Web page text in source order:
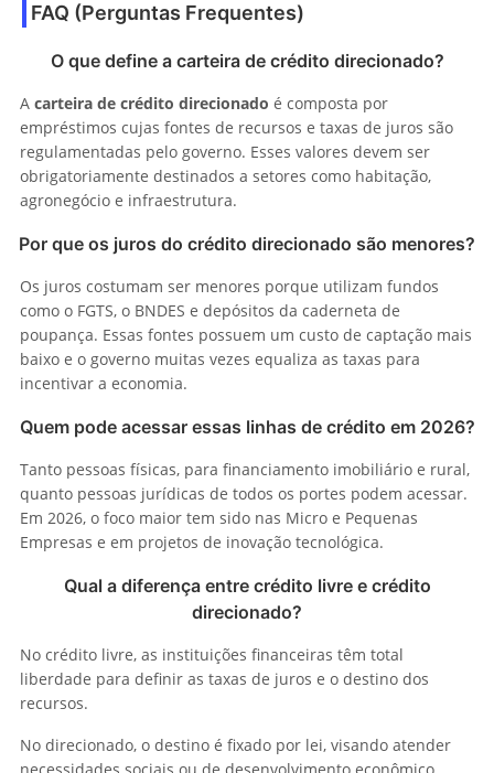
FAQ (Perguntas Frequentes)
O que define a carteira de crédito direcionado?
A carteira de crédito direcionado é composta por
empréstimos cujas fontes de recursos e taxas de juros são
regulamentadas pelo governo. Esses valores devem ser
obrigatoriamente destinados a setores como habitação,
agronegócio e infraestrutura.
Por que os juros do crédito direcionado são menores?
Os juros costumam ser menores porque utilizam fundos
como o FGTS, o BNDES e depósitos da caderneta de
poupança. Essas fontes possuem um custo de captação mais
baixo e o governo muitas vezes equaliza as taxas para
incentivar a economia.
Quem pode acessar essas linhas de crédito em 2026?
Tanto pessoas físicas, para financiamento imobiliário e rural,
quanto pessoas jurídicas de todos os portes podem acessar.
Em 2026, o foco maior tem sido nas Micro e Pequenas
Empresas e em projetos de inovação tecnológica.
Qual a diferença entre crédito livre e crédito
direcionado?
No crédito livre, as instituições financeiras têm total
liberdade para definir as taxas de juros e o destino dos
recursos.
No direcionado, o destino é fixado por lei, visando atender